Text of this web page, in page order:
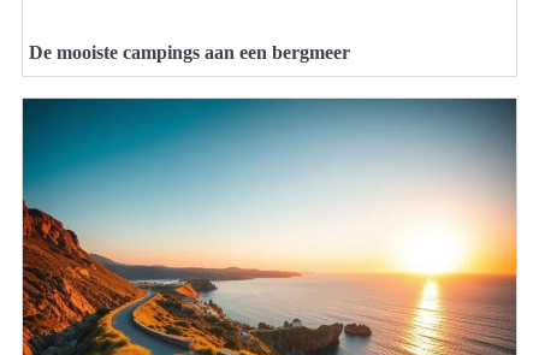
De mooiste campings aan een bergmeer